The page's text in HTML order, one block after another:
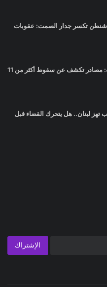
تكسر جدار الصمت: عقوبات
مجزرة في الجنوب: مصادر تكشف عن سقوط أكثر من 11
تهز لبنان.. هل يتحرك القضاء قبل
الإشتراك